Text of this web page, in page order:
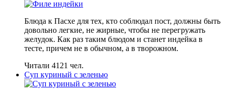
Блюда к Пасхе для тех, кто соблюдал пост, должны быть
довольно легкие, не жирные, чтобы не перегружать
желудок. Как раз таким блюдом и станет индейка в
тесте, причем не в обычном, а в творожном.
Читали 4121 чел.
Суп куриный с зеленью